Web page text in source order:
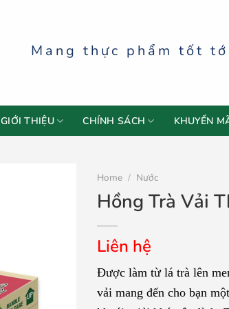
Mang thực phẩm tốt
GIỚI THIỆU CHÍNH SÁCH KHUYẾN
Home / Nước
Hồng Trà Vải
Liên hệ
Được làm từ lá trà lên
vải mang đến cho bạn